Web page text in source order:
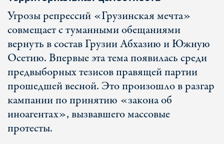
Угрозы репрессий «Грузинская мечта»
совмещает с туманными обещаниями
вернуть в состав Грузии Абхазию и Южную
Осетию. Впервые эта тема появилась среди
предвыборных тезисов правящей партии
прошедшей весной. Это произошло в разгар
кампании по принятию «закона об
иноагентах», вызвавшего массовые
протесты.